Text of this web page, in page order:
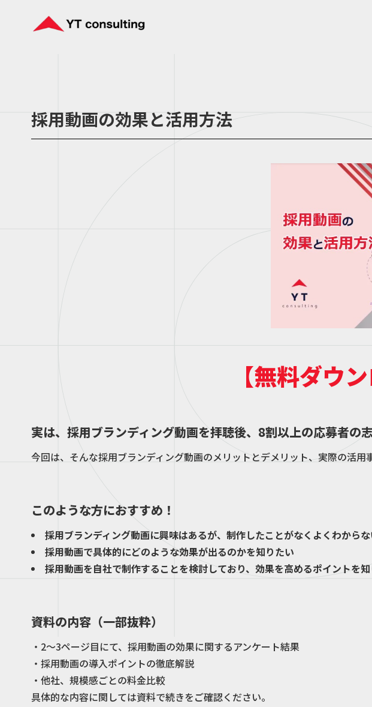
採用動画の効果と活用方法
【無料ダウ
実は、採用ブランディング動画を拝聴後、8割以上の応募者の
今回は、そんな採用ブランディング動画のメリットとデメリット、実際の活
このような方におすすめ！
採用ブランディング動画に興味はあるが、制作したことがなくよくわから
採用動画で具体的にどのような効果が出るのかを知りたい
採用動画を自社で制作することを検討しており、効果を高めるポイントを
資料の内容（一部抜粋）
・2～3ページ目にて、採用動画の効果に関するアンケート結果
・採用動画の導入ポイントの徹底解説
・他社、規模感ごとの料金比較
具体的な内容に関しては資料で続きをご確認ください。